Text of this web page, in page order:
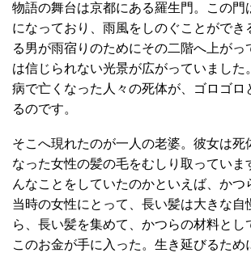
物語の舞台は京都にある羅生門。この門
になっており、雨風をしのぐことができ
る男が雨宿りのためにその二階へ上がっ
は信じられない光景が広がっていました
病で亡くなった人々の死体が、ゴロゴロ
るのです。
そこへ現れたのが一人の老婆。彼女は死
なった女性の髪の毛をむしり取っていま
んなことをしていたのかといえば、かつ
当時の女性にとって、長い髪は大きな自
ら、長い髪を集めて、かつらの材料とし
このお金が手に入った。生き延びるため